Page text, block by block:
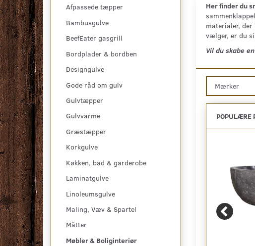
Afpassede tæpper
Bambusgulve
BeefEater gasgrill
Bordplader & bordben
Designgulve
Gode råd om gulv
Gulvtæpper
Gulvvarme
Græstæpper
Korkgulve
Køkken, bad & garderobe
Laminatgulve
Linoleumsgulve
Maling, Væv & Spartel
Måtter
Møbler & Boliginteriør
Her finder du
materialer,
vælger, er du
Vil du skabe
Mærker
POPULÆRE